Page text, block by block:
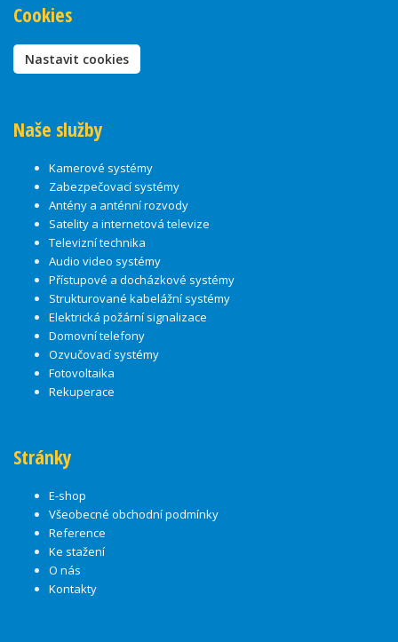
Cookies
Nastavit cookies
Naše služby
Kamerové systémy
Zabezpečovací systémy
Antény a anténní rozvody
Satelity a internetová televize
Televizní technika
Audio video systémy
Přístupové a docházkové systémy
Strukturované kabelážní systémy
Elektrická požární signalizace
Domovní telefony
Ozvučovací systémy
Fotovoltaika
Rekuperace
Stránky
E-shop
Všeobecné obchodní podmínky
Reference
Ke stažení
O nás
Kontakty